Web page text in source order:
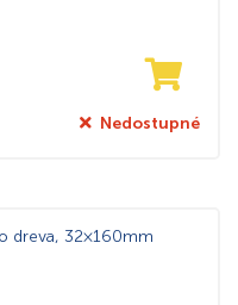
Nedostupné
dreva, 32×160mm